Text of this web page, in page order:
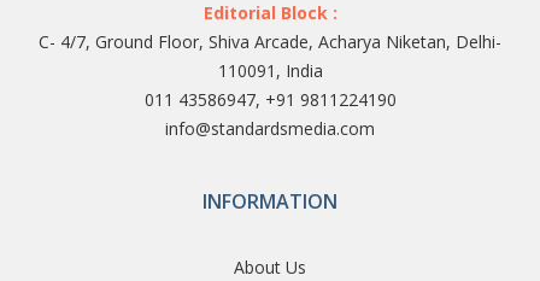
Editorial Block :
C- 4/7, Ground Floor, Shiva Arcade, Acharya Niketan, Delhi-
110091, India
011 43586947, +91 9811224190
info@standardsmedia.com
INFORMATION
About Us